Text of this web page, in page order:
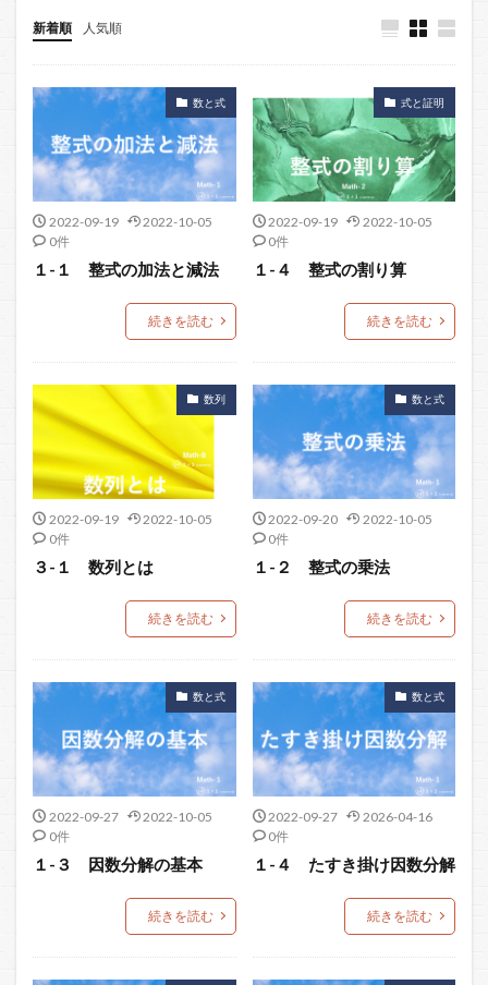
新着順 人気順
数と式
2022-09-19
2022-10-05
0件
１-１ 整式の加法と減法
続きを読む
式と証明
2022-09-19
2022-10-05
0件
１-４ 整式の割り算
続きを読む
数列
2022-09-19
2022-10-05
0件
３-１ 数列とは
続きを読む
数と式
2022-09-20
2022-10-05
0件
１-２ 整式の乗法
続きを読む
数と式
2022-09-27
2022-10-05
0件
１-３ 因数分解の基本
続きを読む
数と式
2022-09-27
2026-04-16
0件
１-４ たすき掛け因数分解
続きを読む